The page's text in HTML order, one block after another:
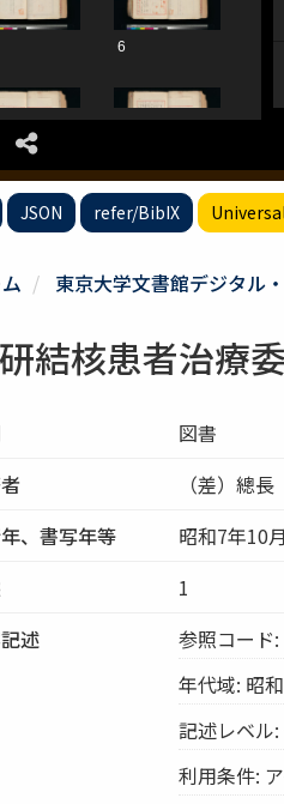
JSON refer/BibIX
東京大学文書館デジタル
結核患者治療
図書
（差）總
、書写年等
昭和7年10
1
述
参照コード
年代域: 昭
記述レベル
利用条件: